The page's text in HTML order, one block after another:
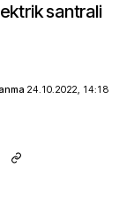
santrali
24.10.2022, 14:18